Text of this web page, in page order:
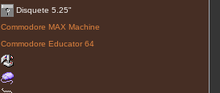
Disquete 5.25"
Commodore MAX Machine
Commodore Educator 64